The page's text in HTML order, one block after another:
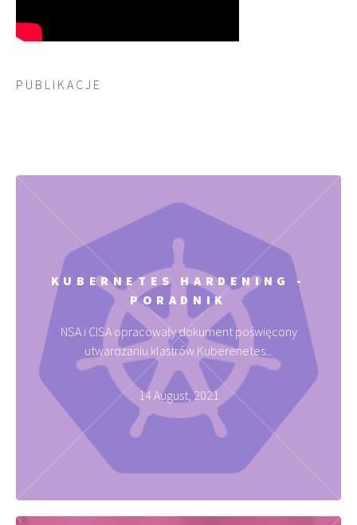
P U B L I K A C J E
KUBERNETES HARDENING -
PORADNIK
NSA i CISA opracowały dokument poświęcony
utwardzaniu klastrów Kuberenetes...
14 August, 2021